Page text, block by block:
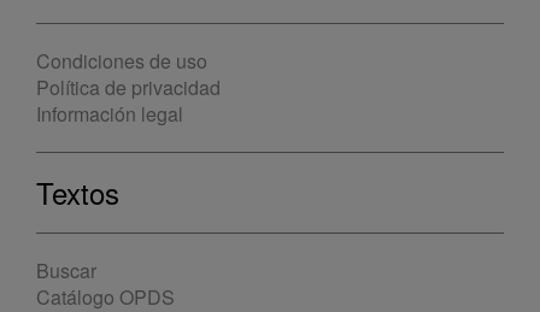
Condiciones de uso
Política de privacidad
Información legal
Textos
Buscar
Catálogo OPDS